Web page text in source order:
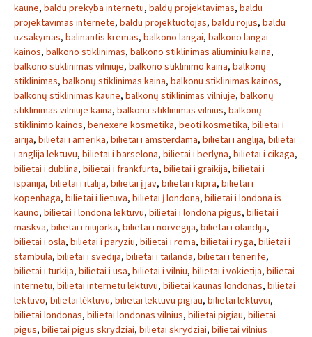
kaune, baldu prekyba internetu, baldų projektavimas, baldu
projektavimas internete, baldu projektuotojas, baldu rojus, baldu
uzsakymas, balinantis kremas, balkono langai, balkono langai
kainos, balkono stiklinimas, balkono stiklinimas aliuminiu kaina,
balkono stiklinimas vilniuje, balkono stiklinimo kaina, balkonų
stiklinimas, balkonų stiklinimas kaina, balkonu stiklinimas kainos,
balkonų stiklinimas kaune, balkonų stiklinimas vilniuje, balkonų
stiklinimas vilniuje kaina, balkonu stiklinimas vilnius, balkonų
stiklinimo kainos, benexere kosmetika, beoti kosmetika, bilietai i
airija, bilietai i amerika, bilietai i amsterdama, bilietai i anglija, bilietai
i anglija lektuvu, bilietai i barselona, bilietai i berlyna, bilietai i cikaga,
bilietai i dublina, bilietai i frankfurta, bilietai i graikija, bilietai i
ispanija, bilietai i italija, bilietai į jav, bilietai i kipra, bilietai i
kopenhaga, bilietai i lietuva, bilietai į londoną, bilietai i londona is
kauno, bilietai i londona lektuvu, bilietai i londona pigus, bilietai i
maskva, bilietai i niujorka, bilietai i norvegija, bilietai i olandija,
bilietai i osla, bilietai i paryziu, bilietai i roma, bilietai i ryga, bilietai i
stambula, bilietai i svedija, bilietai i tailanda, bilietai i tenerife,
bilietai i turkija, bilietai i usa, bilietai i vilniu, bilietai i vokietija, bilietai
internetu, bilietai internetu lektuvu, bilietai kaunas londonas, bilietai
lektuvo, bilietai lėktuvu, bilietai lektuvu pigiau, bilietai lektuvui,
bilietai londonas, bilietai londonas vilnius, bilietai pigiau, bilietai
pigus, bilietai pigus skrydziai, bilietai skrydziai, bilietai vilnius